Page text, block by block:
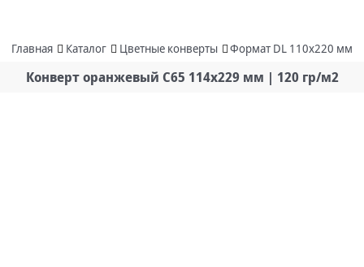
Главная Каталог Цветные конверты Формат DL 110х220 мм
Конверт оранжевый С65 114х229 мм | 120 гр/м2